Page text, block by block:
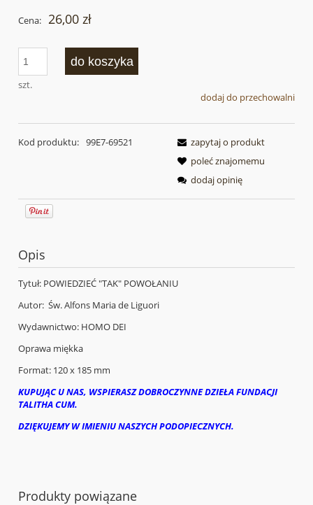
Cena: 26,00 zł
szt.
do koszyka
dodaj do przechowalni
Kod produktu: 99E7-69521
zapytaj o produkt
poleć znajomemu
dodaj opinię
Opis
Tytuł: POWIEDZIEĆ "TAK" POWOŁANIU
Autor: Św. Alfons Maria de Liguori
Wydawnictwo: HOMO DEI
Oprawa miękka
Format: 120 x 185 mm
KUPUJĄC U NAS, WSPIERASZ DOBROCZYNNE DZIEŁA FUNDACJI
TALITHA CUM.
DZIĘKUJEMY W IMIENIU NASZYCH PODOPIECZNYCH.
Produkty powiązane